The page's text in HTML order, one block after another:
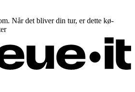
Når det bliver din tur, er dette kø-